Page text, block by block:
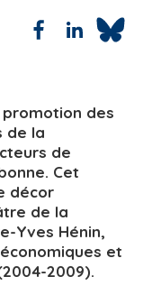
des
de la
de
Cet
décor
de la
Yves Hénin,
et
2009).